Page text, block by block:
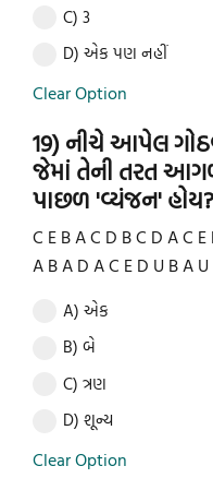
C) 3
D) એક પણ નહીં
Clear Option
19) નીચે આપેલ
જેમાં તેની તરત
પાછળ 'વ્યંજન' હોય?
C E B A C D B C D A C E
A B A D A C E D U B A
A) એક
B) બે
C) ત્રણ
D) શૂન્ય
Clear Option